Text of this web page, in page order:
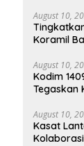
August 10,
Koramil
August 10,
Kodim
Tegaskan
August 10,
Kasat
Kolaborasi